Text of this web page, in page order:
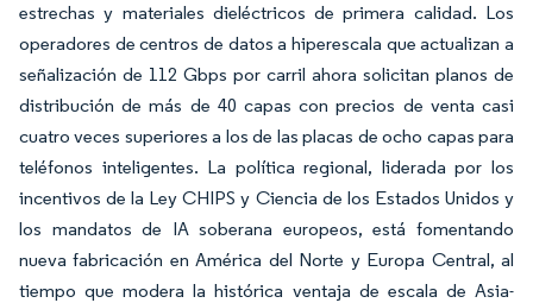
estrechas y materiales dieléctricos de primera calidad. Los
operadores de centros de datos a hiperescala que actualizan a
señalización de 112 Gbps por carril ahora solicitan planos de
distribución de más de 40 capas con precios de venta casi
cuatro veces superiores a los de las placas de ocho capas para
teléfonos inteligentes. La política regional, liderada por los
incentivos de la Ley CHIPS y Ciencia de los Estados Unidos y
los mandatos de IA soberana europeos, está fomentando
nueva fabricación en América del Norte y Europa Central, al
tiempo que modera la histórica ventaja de escala de Asia-